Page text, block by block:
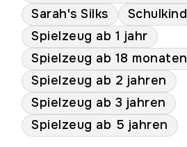
Sarah's Silks
Schulkind
Spielzeug ab 1 jahr
Spielzeug ab 18 monaten
Spielzeug ab 2 jahren
Spielzeug ab 3 jahren
Spielzeug ab 5 jahren